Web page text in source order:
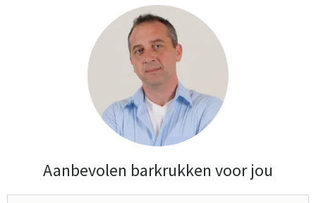
Aanbevolen barkrukken voor jou